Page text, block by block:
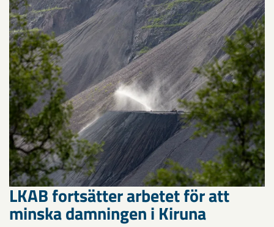
LKAB fortsätter arbetet för att
minska damningen i Kiruna